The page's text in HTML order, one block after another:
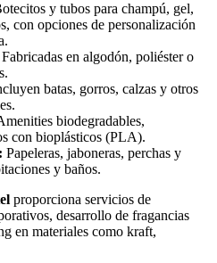
y tubos para champú, gel,
con opciones de personalización
Fabricadas en algodón, poliéster o
batas, gorros, calzas y otros
biodegradables,
con bioplásticos (PLA).
Papeleras, jaboneras, perchas y
y baños.
proporciona servicios de
desarrollo de fragancias
en materiales como kraft,